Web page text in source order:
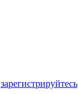
зарегистрируйтесь